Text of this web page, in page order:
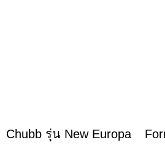
Chubb รุ่น New Europa